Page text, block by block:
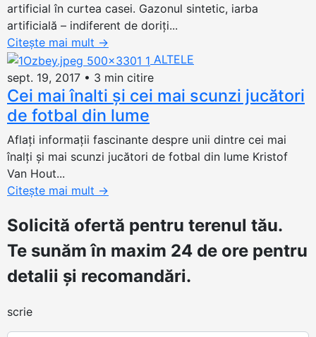
artificial în curtea casei. Gazonul sintetic, iarba
artificială – indiferent de doriți...
Citește mai mult →
ALTELE
sept. 19, 2017 • 3 min citire
Cei mai înalti și cei mai scunzi jucători
de fotbal din lume
Aflaţi informaţii fascinante despre unii dintre cei mai
înalţi şi mai scunzi jucători de fotbal din lume Kristof
Van Hout...
Citește mai mult →
Solicită ofertă pentru terenul tău.
Te sunăm în maxim 24 de ore pentru
detalii și recomandări.
scrie